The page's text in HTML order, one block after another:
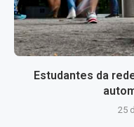
Estudantes da
25